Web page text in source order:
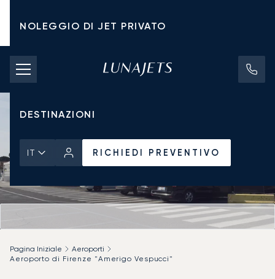
NOLEGGIO DI JET PRIVATO
TARIFFE DI NOLEGGIO
JET PRIVATI
DESTINAZIONI
IT RICHIEDI PREVENTIVO
Pagina Iniziale
Aeroporti
Aeroporto di Firenze "Amerigo Vespucci"